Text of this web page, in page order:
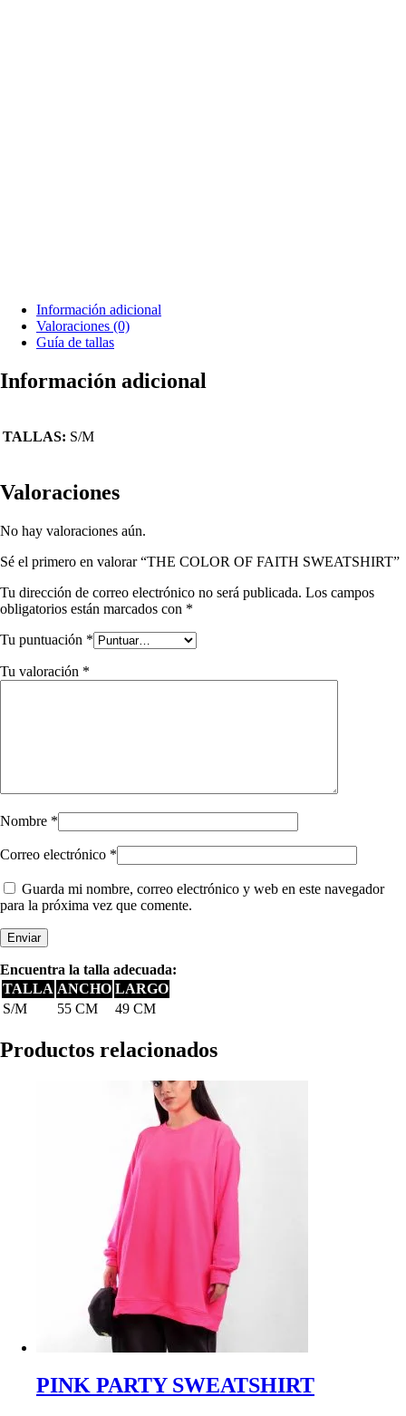
Información adicional
Valoraciones (0)
Guía de tallas
Información adicional
TALLAS: S/M
Valoraciones
No hay valoraciones aún.
Sé el primero en valorar “THE COLOR OF FAITH SWEATSHIRT”
Tu dirección de correo electrónico no será publicada. Los campos
obligatorios están marcados con *
Tu puntuación *
Tu valoración *
Nombre *
Correo electrónico *
Guarda mi nombre, correo electrónico y web en este navegador
para la próxima vez que comente.
Encuentra la talla adecuada:
TALLA ANCHO LARGO
S/M
55 CM 49 CM
Productos relacionados
PINK PARTY SWEATSHIRT